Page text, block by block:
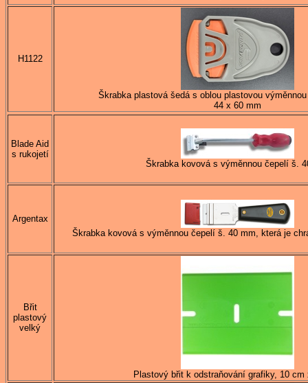
H1122
Škrabka plastová šedá s oblou plastovou
44 x 60 mm
Blade Aid
s rukojetí
Škrabka kovová s výměnnou čepelí š.
Argentax
Škrabka kovová s výměnnou čepelí š. 40 mm, která je
Břit
plastový
velký
Plastový břit k odstraňování grafiky, 10 cm